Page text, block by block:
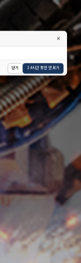
×
닫기 24시간 동안 안 보기